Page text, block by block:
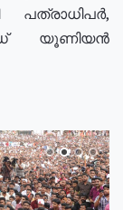
പത്രാധിപർ,
യൂണിയൻ